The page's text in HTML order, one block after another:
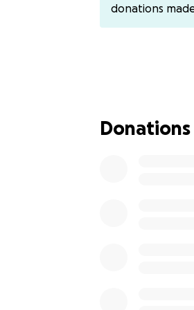
Ich heiße Sabine
donations
Donations